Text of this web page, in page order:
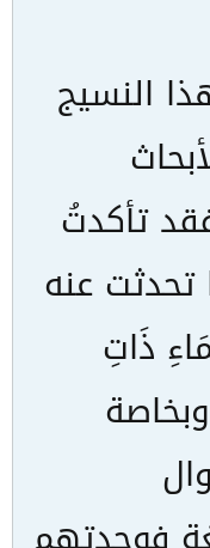
النسيج
تأكدتُ
عنه
ذَاتِ
7]. وبخاصة